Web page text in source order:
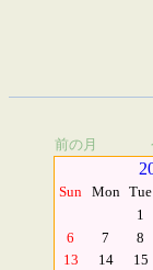
前の月
Sun Mon Tue
1
6
7 8
13
14 15